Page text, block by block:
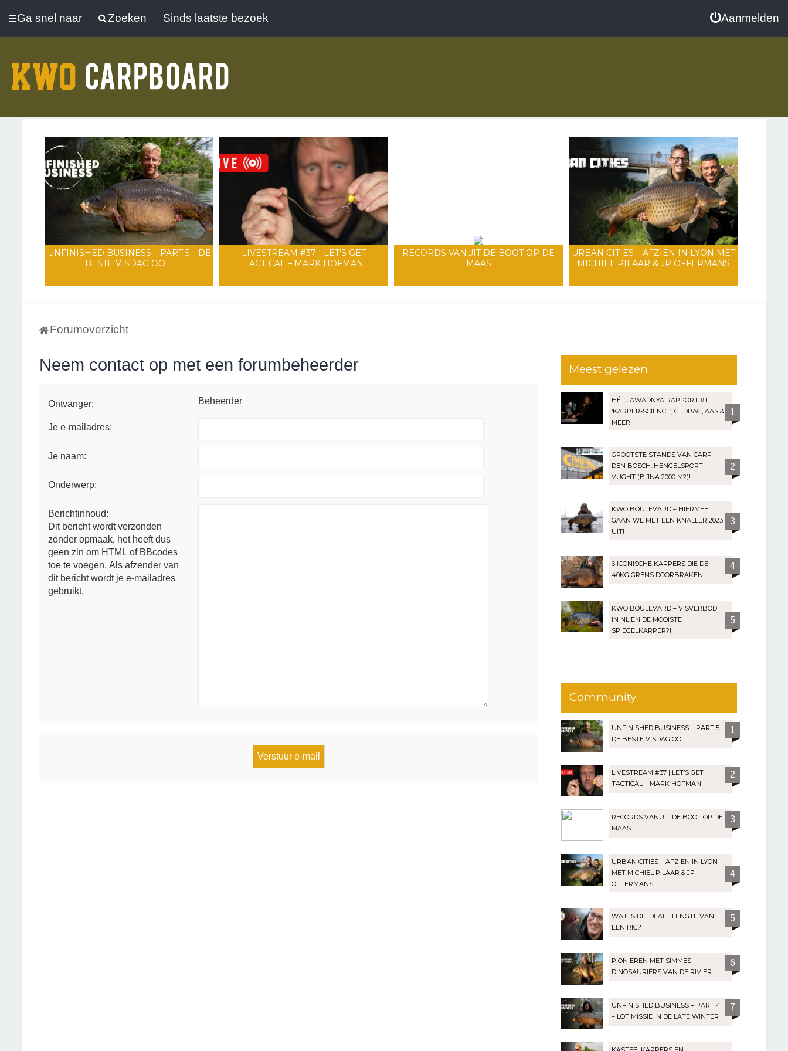
Ga snel naar Zoeken Sinds laatste bezoek Aanmelden
UNFINISHED BUSINESS – PART 5 – DE
BESTE VISDAG OOIT
LIVESTREAM #37 | LET’S GET
TACTICAL – MARK HOFMAN
RECORDS VANUIT DE BOOT OP DE
MAAS
URBAN CITIES – AFZIEN IN LYON MET
MICHIEL PILAAR & JP OFFERMANS
Forumoverzicht
Neem contact op met een forumbeheerder
Ontvanger: Beheerder
Je e-mailadres:
Je naam:
Onderwerp:
Berichtinhoud:
Dit bericht wordt verzonden
zonder opmaak, het heeft dus
geen zin om HTML of BBcodes
toe te voegen. Als afzender van
dit bericht wordt je e-mailadres
gebruikt.
Meest gelezen
HÉT JAWADNYA RAPPORT #1:
‘KARPER-SCIENCE’, GEDRAG, AAS &
MEER!
1
GROOTSTE STANDS VAN CARP
DEN BOSCH: HENGELSPORT
VUGHT (BIJNA 2000 M2)!
2
KWO BOULEVARD – HIERMEE
GAAN WE MET EEN KNALLER 2023
UIT!
3
6 ICONISCHE KARPERS DIE DE
40KG GRENS DOORBRAKEN!
4
KWO BOULEVARD – VISVERBOD
IN NL EN DE MOOISTE
SPIEGELKARPER?!
5
Community
UNFINISHED BUSINESS – PART 5 –
DE BESTE VISDAG OOIT
1
LIVESTREAM #37 | LET’S GET
TACTICAL – MARK HOFMAN
2
RECORDS VANUIT DE BOOT OP DE
MAAS
3
URBAN CITIES – AFZIEN IN LYON
MET MICHIEL PILAAR & JP
OFFERMANS
4
WAT IS DE IDEALE LENGTE VAN
EEN RIG?
5
PIONIEREN MET SIMMES –
DINOSAURIËRS VAN DE RIVIER
6
UNFINISHED BUSINESS – PART 4
– LOT MISSIE IN DE LATE WINTER
7